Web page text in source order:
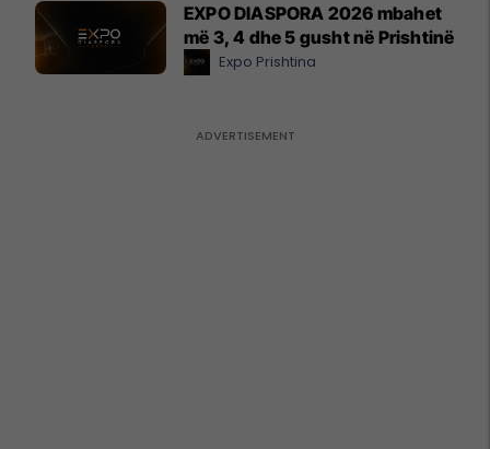
EXPO DIASPORA 2026 mbahet
më 3, 4 dhe 5 gusht në Prishtinë
Expo Prishtina